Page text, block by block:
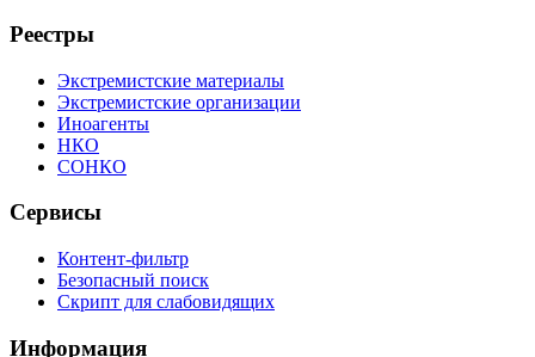
Реестры
Экстремистские материалы
Экстремистские организации
Иноагенты
НКО
СОНКО
Сервисы
Контент-фильтр
Безопасный поиск
Скрипт для слабовидящих
Информация